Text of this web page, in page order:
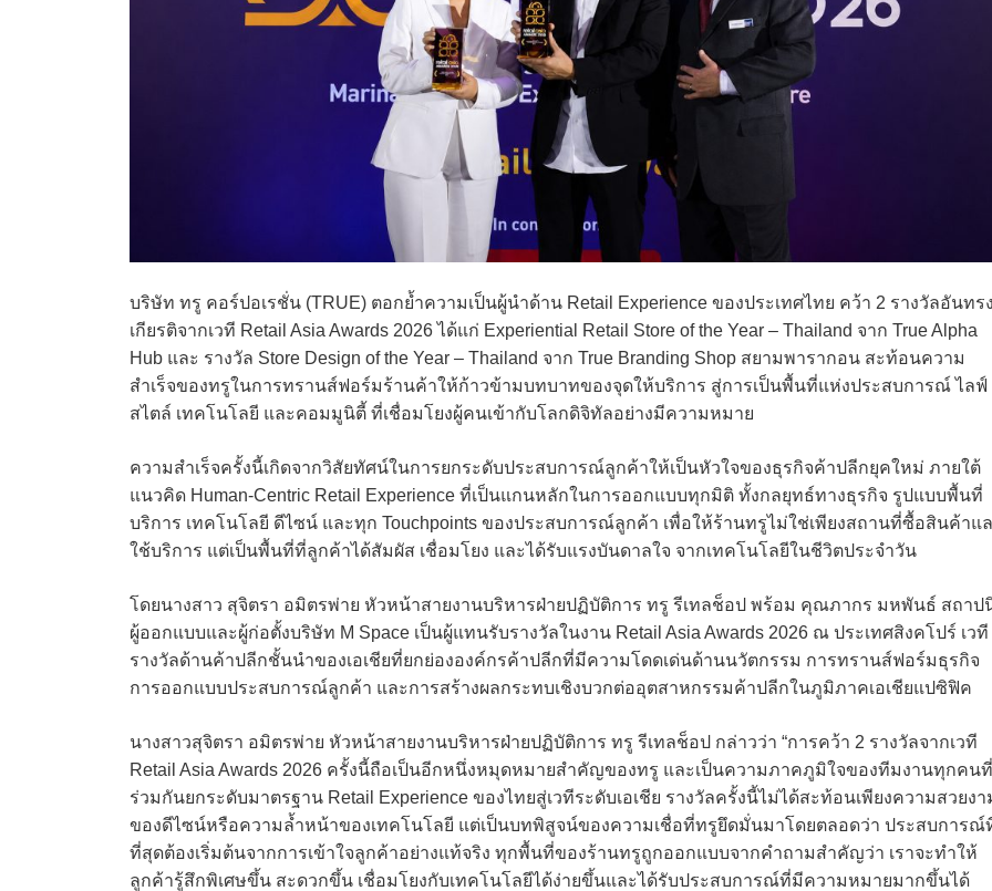
บริษัท ทรู คอร์ปอเรชั่น (TRUE) ตอกย้ำความเป็นผู้นำด้าน Retail Experience ของประเทศไทย คว้า 2 รางวัลอันทรง
เกียรติจากเวที Retail Asia Awards 2026 ได้แก่ Experiential Retail Store of the Year – Thailand จาก True Alpha
Hub และ รางวัล Store Design of the Year – Thailand จาก True Branding Shop สยามพารากอน สะท้อนความ
สำเร็จของทรูในการทรานส์ฟอร์มร้านค้าให้ก้าวข้ามบทบาทของจุดให้บริการ สู่การเป็นพื้นที่แห่งประสบการณ์ ไลฟ์
สไตล์ เทคโนโลยี และคอมมูนิตี้ ที่เชื่อมโยงผู้คนเข้ากับโลกดิจิทัลอย่างมีความหมาย
ความสำเร็จครั้งนี้เกิดจากวิสัยทัศน์ในการยกระดับประสบการณ์ลูกค้าให้เป็นหัวใจของธุรกิจค้าปลีกยุคใหม่ ภายใต้
แนวคิด Human-Centric Retail Experience ที่เป็นแกนหลักในการออกแบบทุกมิติ ทั้งกลยุทธ์ทางธุรกิจ รูปแบบพื้นที่
บริการ เทคโนโลยี ดีไซน์ และทุก Touchpoints ของประสบการณ์ลูกค้า เพื่อให้ร้านทรูไม่ใช่เพียงสถานที่ซื้อสินค้าแ
ใช้บริการ แต่เป็นพื้นที่ที่ลูกค้าได้สัมผัส เชื่อมโยง และได้รับแรงบันดาลใจ จากเทคโนโลยีในชีวิตประจำวัน
โดยนางสาว สุจิตรา อมิตรพ่าย หัวหน้าสายงานบริหารฝ่ายปฏิบัติการ ทรู รีเทลช็อป พร้อม คุณภากร มหพันธ์ สถาป
ผู้ออกแบบและผู้ก่อตั้งบริษัท M Space เป็นผู้แทนรับรางวัลในงาน Retail Asia Awards 2026 ณ ประเทศสิงคโปร์ เวที
รางวัลด้านค้าปลีกชั้นนำของเอเชียที่ยกย่ององค์กรค้าปลีกที่มีความโดดเด่นด้านนวัตกรรม การทรานส์ฟอร์มธุรกิจ
การออกแบบประสบการณ์ลูกค้า และการสร้างผลกระทบเชิงบวกต่ออุตสาหกรรมค้าปลีกในภูมิภาคเอเชียแปซิฟิค
นางสาวสุจิตรา อมิตรพ่าย หัวหน้าสายงานบริหารฝ่ายปฏิบัติการ ทรู รีเทลช็อป กล่าวว่า “การคว้า 2 รางวัลจากเวที
Retail Asia Awards 2026 ครั้งนี้ถือเป็นอีกหนึ่งหมุดหมายสำคัญของทรู และเป็นความภาคภูมิใจของทีมงานทุกคนที่
ร่วมกันยกระดับมาตรฐาน Retail Experience ของไทยสู่เวทีระดับเอเชีย รางวัลครั้งนี้ไม่ได้สะท้อนเพียงความสวยงา
ของดีไซน์หรือความล้ำหน้าของเทคโนโลยี แต่เป็นบทพิสูจน์ของความเชื่อที่ทรูยึดมั่นมาโดยตลอดว่า ประสบการณ์
ที่สุดต้องเริ่มต้นจากการเข้าใจลูกค้าอย่างแท้จริง ทุกพื้นที่ของร้านทรูถูกออกแบบจากคำถามสำคัญว่า เราจะทำให้
ลูกค้ารู้สึกพิเศษขึ้น สะดวกขึ้น เชื่อมโยงกับเทคโนโลยีได้ง่ายขึ้นและได้รับประสบการณ์ที่มีความหมายมากขึ้นได้